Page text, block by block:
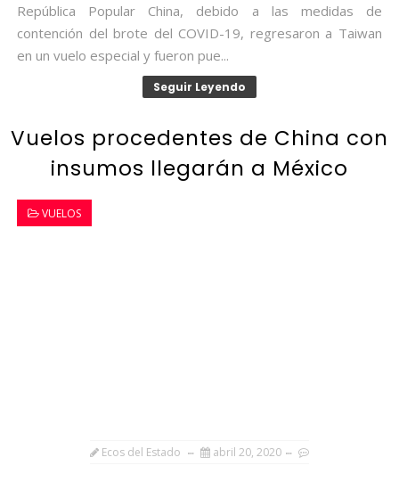
República Popular China, debido a las medidas de
contención del brote del COVID-19, regresaron a Taiwan
en un vuelo especial y fueron pue...
Seguir Leyendo
Vuelos procedentes de China con
insumos llegarán a México
VUELOS
Ecos del Estado abril 20, 2020